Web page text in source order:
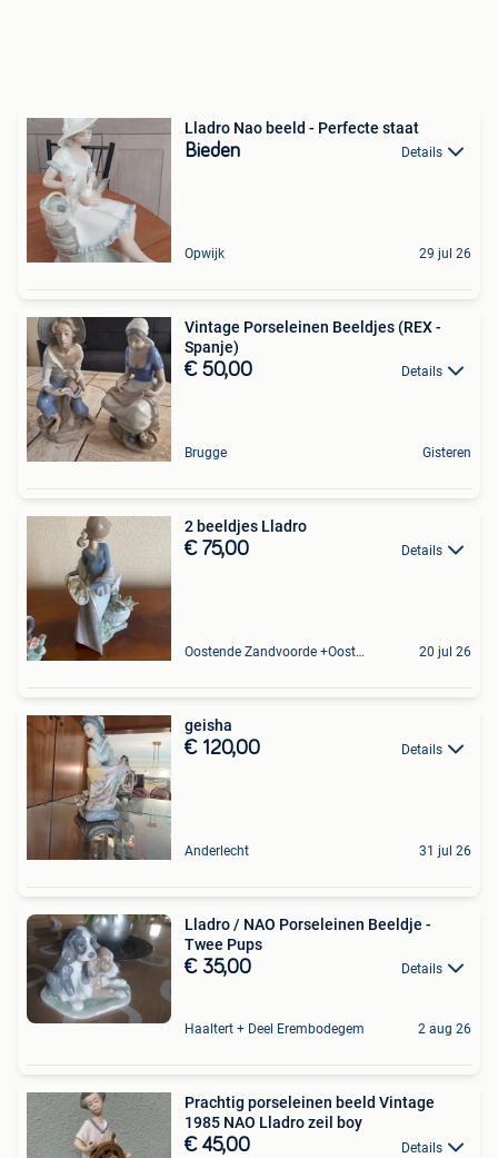
Lladro Nao beeld - Perfecte staat
Bieden Details
Opwijk 29 jul 26
Vintage Porseleinen Beeldjes (REX -
Spanje)
€ 50,00 Details
Brugge Gisteren
2 beeldjes Lladro
€ 75,00 Details
Oostende Zandvoorde +Oostende 20 jul 26
geisha
€ 120,00 Details
Anderlecht 31 jul 26
Lladro / NAO Porseleinen Beeldje -
Twee Pups
€ 35,00 Details
Haaltert + Deel Erembodegem 2 aug 26
Prachtig porseleinen beeld Vintage
1985 NAO Lladro zeil boy
€ 45,00 Details